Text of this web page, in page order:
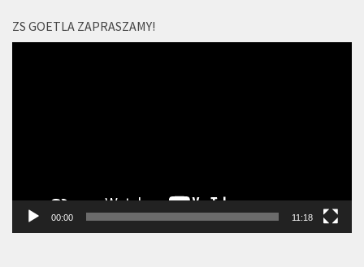
ZS GOETLA ZAPRASZAMY!
00:00 11:18